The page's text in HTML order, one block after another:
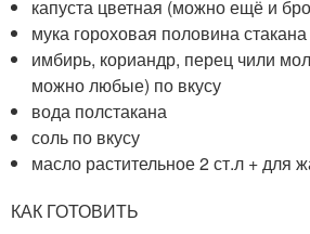
капуста цветная (можно ещё и
мука гороховая половина стакана
имбирь, кориандр, перец чили
можно любые) по вкусу
вода полстакана
соль по вкусу
масло растительное 2 ст.л + для
КАК ГОТОВИТЬ